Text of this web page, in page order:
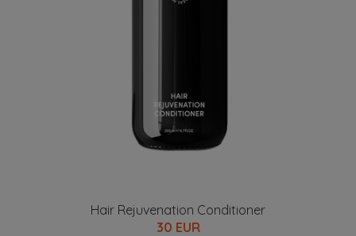
Hair Rejuvenation Conditioner
30 EUR